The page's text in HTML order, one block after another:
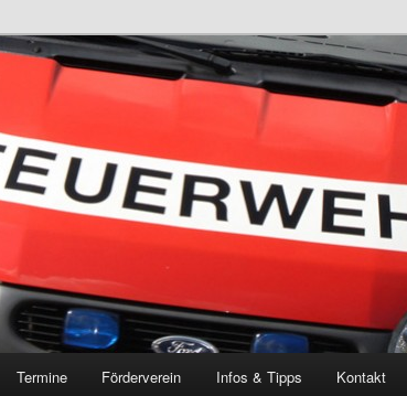
Termine Förderverein Infos & Tipps Kontakt